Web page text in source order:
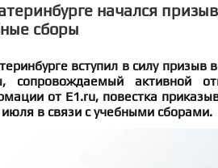
начался
сборы
вступил в силу
сопровождаемый активной
от Е1.ru, повестка
в связи с учебными сборами.